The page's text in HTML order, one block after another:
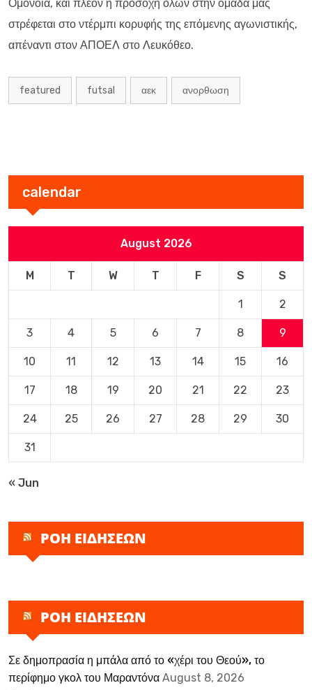
Ομόνοια, και πλέον η προσοχή όλων στην ομάδα μας
στρέφεται στο ντέρμπι κορυφής της επόμενης αγωνιστικής,
απέναντι στον ΑΠΟΕΛ στο Λευκόθεο.
featured futsal αεκ ανορθωση
calendar
August 2026
M T W T F S S
1 2
3 4 5 6 7 8 9
10 11 12 13 14 15 16
17 18 19 20 21 22 23
24 25 26 27 28 29 30
31
« Jun
ΡΟΗ ΕΙΔΗΣΕΩΝ
ΡΟΗ ΕΙΔΗΣΕΩΝ
Σε δημοπρασία η μπάλα από το «χέρι του Θεού», το
περίφημο γκολ του Μαραντόνα August 8, 2026